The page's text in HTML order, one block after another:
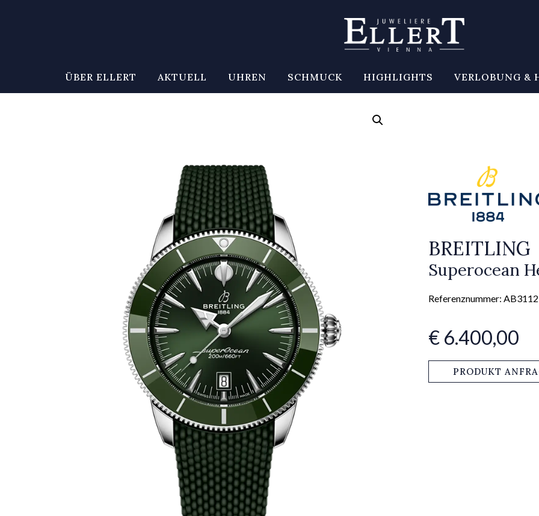
ÜBER ELLERT AKTUELL UHREN SCHMUCK HIGHLIGHTS VERLOBUNG &
BREITLING
Superocean
Referenznummer:
€ 6.400,00
PRODUKT